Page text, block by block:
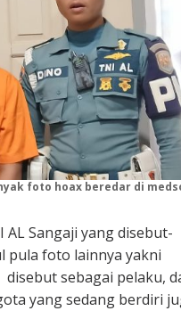
foto hoax beredar di
Sangaji yang disebut-
pula foto lainnya yakni
sebagai pelaku,
yang sedang berdiri